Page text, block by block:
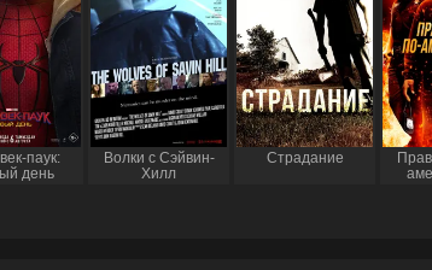
паук:
день
Волки с Сэйвин-
Хилл
Страдание